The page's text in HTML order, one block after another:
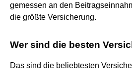
gemessen an den
die größte Versicherung.
Wer sind die besten
Das sind die beliebtesten